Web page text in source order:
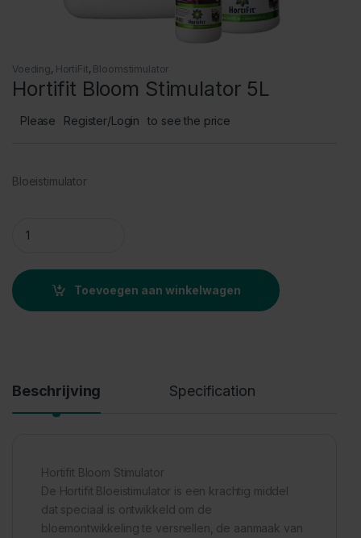
Voeding, HortiFit, Bloomstimulator
Hortifit Bloom Stimulator 5L
Please Register/Login to see the price
Bloeistimulator
Toevoegen aan winkelwagen
Beschrijving Specification
Hortifit Bloom Stimulator
De Hortifit Bloeistimulator is een krachtig middel
dat speciaal is ontwikkeld om de
bloemontwikkeling te versnellen, de aanmaak van